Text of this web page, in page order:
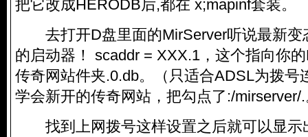
把它改成HERODB后,都在 x;mapinf套装。
去打开D盘里面的MirServer听说最新变
的启动器！ scaddr = XXX.1，这个指向你
传奇网站件夹.0.db。（只适合ADSL为拨号
学会新开的传奇网站，把勾点了:/mirserver/
找到上网拨号这样设置之后就可以显示